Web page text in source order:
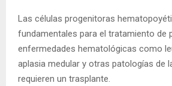
Las células progenitoras
fundamentales para el tratamiento de
enfermedades hematológicas como
aplasia medular y otras patologías de
requieren un trasplante.